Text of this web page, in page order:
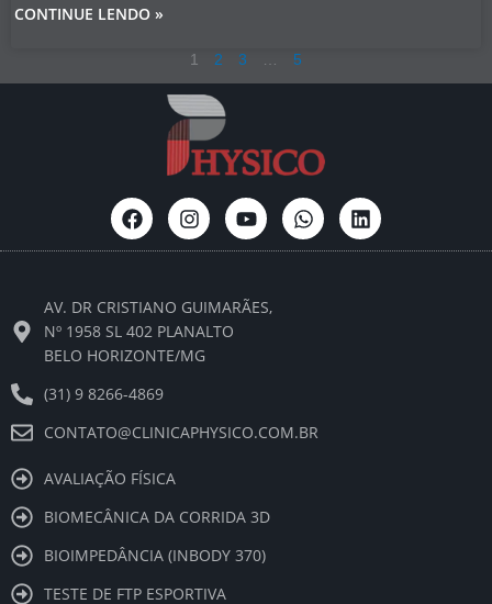
CONTINUE LENDO »
1 2 3 5
F
a
c
o
o
k
I
n
s
g
r
a
Y
o
u
b
W
h
a
L
i
n
AV. DR CRISTIANO GUIMARÃES,
Nº 1958 SL 402 PLANALTO
BELO HORIZONTE/MG
(31) 9 8266-4869
CONTATO@CLINICAPHYSICO.COM.BR
AVALIAÇÃO FÍSICA
BIOMECÂNICA DA CORRIDA 3D
BIOIMPEDÂNCIA (INBODY 370)
TESTE DE FTP ESPORTIVA